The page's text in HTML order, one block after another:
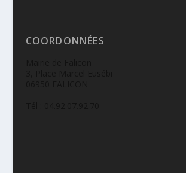
COORDONNÉES